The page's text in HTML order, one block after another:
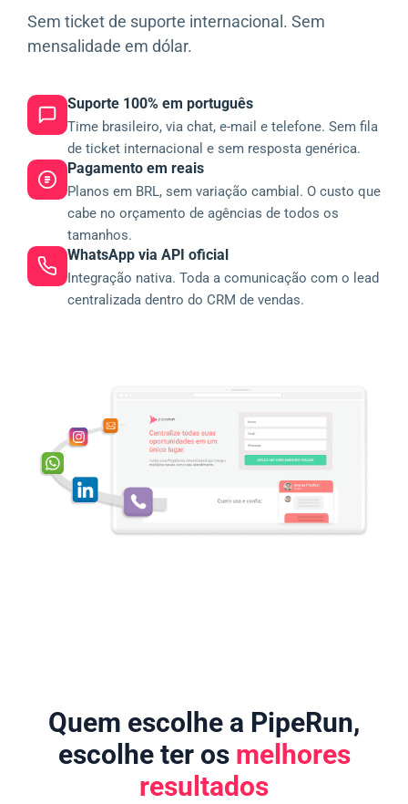
Sem ticket de suporte internacional. Sem
mensalidade em dólar.
Suporte 100% em português
Time brasileiro, via chat, e-mail e telefone. Sem fila
de ticket internacional e sem resposta genérica.
Pagamento em reais
Planos em BRL, sem variação cambial. O custo que
cabe no orçamento de agências de todos os
tamanhos.
WhatsApp via API oficial
Integração nativa. Toda a comunicação com o lead
centralizada dentro do CRM de vendas.
Quem escolhe a PipeRun,
escolhe ter os melhores
resultados